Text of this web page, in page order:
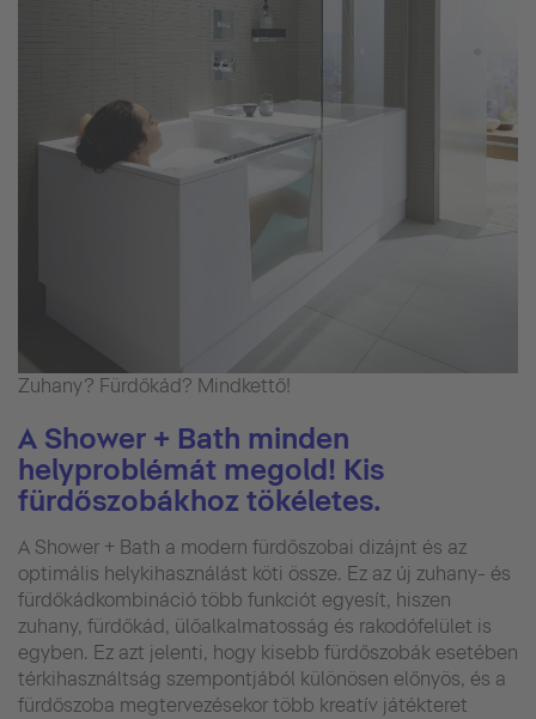
Zuhany? Fürdőkád? Mindkettő!
A Shower + Bath minden
helyproblémát megold! Kis
fürdőszobákhoz tökéletes.
A Shower + Bath a modern fürdőszobai dizájnt és az
optimális helykihasználást köti össze. Ez az új zuhany- és
fürdőkádkombináció több funkciót egyesít, hiszen
zuhany, fürdőkád, ülőalkalmatosság és rakodófelület is
egyben. Ez azt jelenti, hogy kisebb fürdőszobák esetében
térkihasználtság szempontjából különösen előnyös, és a
fürdőszoba megtervezésekor több kreatív játékteret